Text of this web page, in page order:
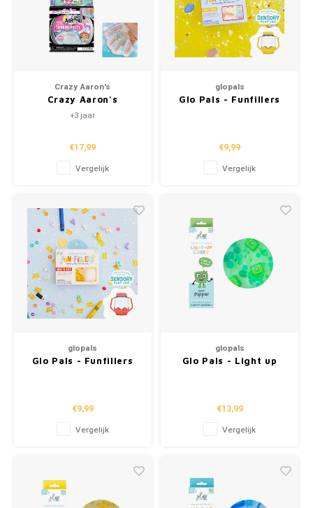
Crazy Aaron's
Crazy Aaron's
Kneedklei - Get Ready
+3 jaar
€17,99
Vergelijk
glopals
Glo Pals - Funfillers
€9,99
Vergelijk
glopals
Glo Pals - Funfillers
€9,99
Vergelijk
glopals
Glo Pals - Light up
€13,99
Vergelijk